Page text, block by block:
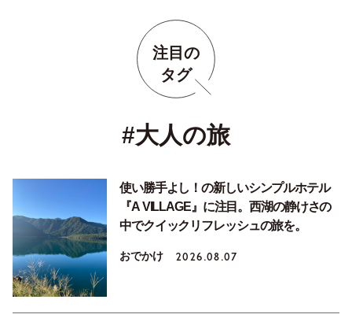
注目の
タグ
#大人の旅
使い勝手よし！の新しいシンプルホテル
『A VILLAGE』に注目。西湖の静けさの
中でクイックリフレッシュの旅を。
おでかけ 2026.08.07